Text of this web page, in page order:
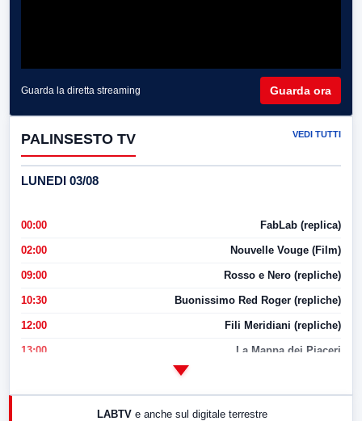
Guarda la diretta streaming Guarda ora
PALINSESTO TV VEDI TUTTI
LUNEDI 03/08
00:00 FabLab (replica)
02:00 Nouvelle Vouge (Film)
09:00 Rosso e Nero (repliche)
10:30 Buonissimo Red Roger (repliche)
12:00 Fili Meridiani (repliche)
13:00 La Mappa dei Piaceri
LABTV e anche sul digitale terrestre